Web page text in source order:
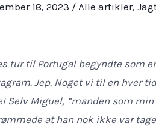
18, 2023 / Alle artikler,
tur til Portugal begyndte som
Jep. Noget vi til en hver
Selv Miguel, ”manden som
at han nok ikke var